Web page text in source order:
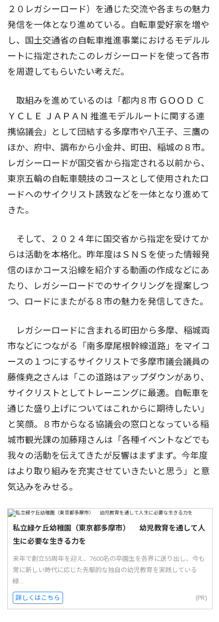
２０レガシーロード）を通じた交流や各まちの魅力
発信を一体となり進めている。自転車愛好家を増や
し、国土交通省の自転車推進事業におけるモデルル
ートに指定されたこのレガシーロードを使って各市
を周遊してもらいたい考えだ。
取組みを進めているのは「都内８市 ＧＯＯＤ Ｃ
ＹＣＬＥ ＪＡＰＡＮ 推進モデルルートに関する連
携協議会」として団結する多摩市や八王子、三鷹の
ほか、府中、調布から小金井、町田、稲城の８市。
レガシーロードが国交省から指定される以前から、
東京五輪の自転車競技のコースとして使用されたロ
ードへのサイクリスト誘致などを一体となり進めて
きた。
そして、２０２４年に国交省から指定を受けてか
らは活動を本格化。昨年度はＳＮＳを使った情報発
信のほかコース沿線を紹介する動画の作成などにあ
たり、レガシーロードでのサイクリングを提案しつ
つ、ロードにまたがる８市の魅力を発信してきた。
レガシーロードに含まれる町田から多摩、稲城両
市などにつながる「南多摩尾根幹線道路」をマイコ
ースの１つにするサイクリストで多摩市議会議員の
藤條尭之さんは「この道路はアップダウンがあり、
サイクリストとしてトレーニングに最適。自転車を
通じた盛り上げについてはこれからに期待したい」
と笑顔。８市からなる協議会の窓口となっている稲
城市観光課の加藤翔さんは「各種イベントなどでも
我々の活動を伝えてきたが反響はまずまず。今年度
はより取り組みを充実させていきたいと思う」と意
気込みをみせる。
私立緑ケ丘幼稚園（東京都多摩市） 幼児教育を通して人
生に必要な生きる力を
来年で創立55周年を迎え、7600名の卒園生を各界に送り出し、今も
常に新しい時代に応じた先駆的な独自の幼児教育を実践している
緑...
詳しくはこちら (PR)